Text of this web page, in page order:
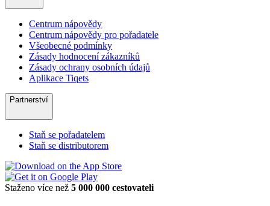
Centrum nápovědy
Centrum nápovědy pro pořadatele
Všeobecné podmínky
Zásady hodnocení zákazníků
Zásady ochrany osobních údajů
Aplikace Tiqets
Partnerství
Staň se pořadatelem
Staň se distributorem
Staženo více než 5 000 000 cestovateli